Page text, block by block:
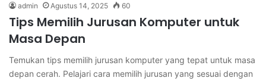
admin Agustus 14, 2025 60
Tips Memilih Jurusan Komputer untuk
Masa Depan
Temukan tips memilih jurusan komputer yang tepat untuk masa
depan cerah. Pelajari cara memilih jurusan yang sesuai dengan